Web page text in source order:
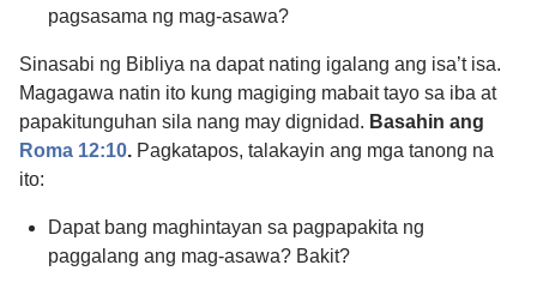
pagsasama ng mag-asawa?
Sinasabi ng Bibliya na dapat nating igalang ang isa’t isa.
Magagawa natin ito kung magiging mabait tayo sa iba at
papakitunguhan sila nang may dignidad. Basahin ang
Roma 12:10. Pagkatapos, talakayin ang mga tanong na
ito:
Dapat bang maghintayan sa pagpapakita ng
paggalang ang mag-asawa? Bakit?